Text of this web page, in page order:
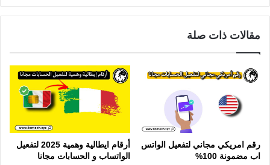
مقالات ذات صلة
رقم امريكي مجاني لتفعيل الواتس
اب مضمونة 100%
أرقام ايطالية وهمية 2025 لتفعيل
الواتساب و الحسابات مجانا